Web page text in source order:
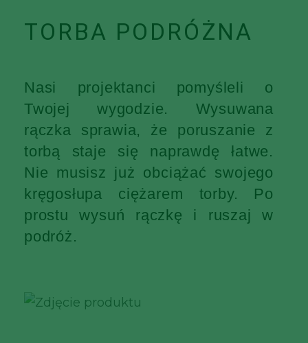
TORBA PODRÓŻNA
Nasi projektanci pomyśleli o
Twojej wygodzie. Wysuwana
rączka sprawia, że poruszanie z
torbą staje się naprawdę łatwe.
Nie musisz już obciążać swojego
kręgosłupa ciężarem torby. Po
prostu wysuń rączkę i ruszaj w
podróż.